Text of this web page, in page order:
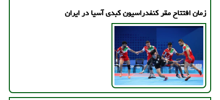
زمان افتتاح مقر کنفدراسیون کبدی آسیا در ایران